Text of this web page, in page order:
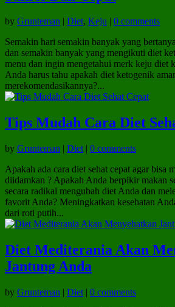
by Grunteman | Diet, Keju | 0 comments
Semakin hari semakin banyak yang
dan semakin banyak yang mengikuti diet
menu dan ingin mengetahui merk keju diet
Anda harus tahu apakah diet ketogenik
merekomendasikannya?...
Tips Mudah Cara Diet
by Grunteman | Diet | 0 comments
Apakah ada cara diet sehat cepat agar bisa
diidamkan ? Apakah Anda berpikir makan
secara radikal mengubah diet Anda dan
favorit Anda? Meningkatkan kesehatan
dari roti putih...
Diet Mediterania Akan
Jantung Anda
by Grunteman | Diet | 0 comments